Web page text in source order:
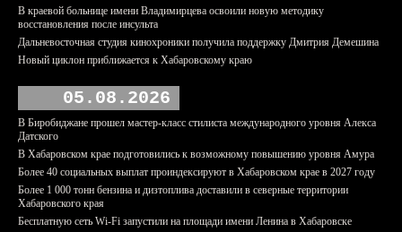
В краевой больнице имени Владимирцева освоили новую методику
восстановления после инсульта
Дальневосточная студия кинохроники получила поддержку Дмитрия Демешина
Новый циклон приближается к Хабаровскому краю
05.08.2026
В Биробиджане прошел мастер-класс стилиста международного уровня Алекса
Датского
В Хабаровском крае подготовились к возможному повышению уровня Амура
Более 40 социальных выплат проиндексируют в Хабаровском крае в 2027 году
Более 1 000 тонн бензина и дизтоплива доставили в северные территории
Хабаровского края
Бесплатную сеть Wi-Fi запустили на площади имени Ленина в Хабаровске